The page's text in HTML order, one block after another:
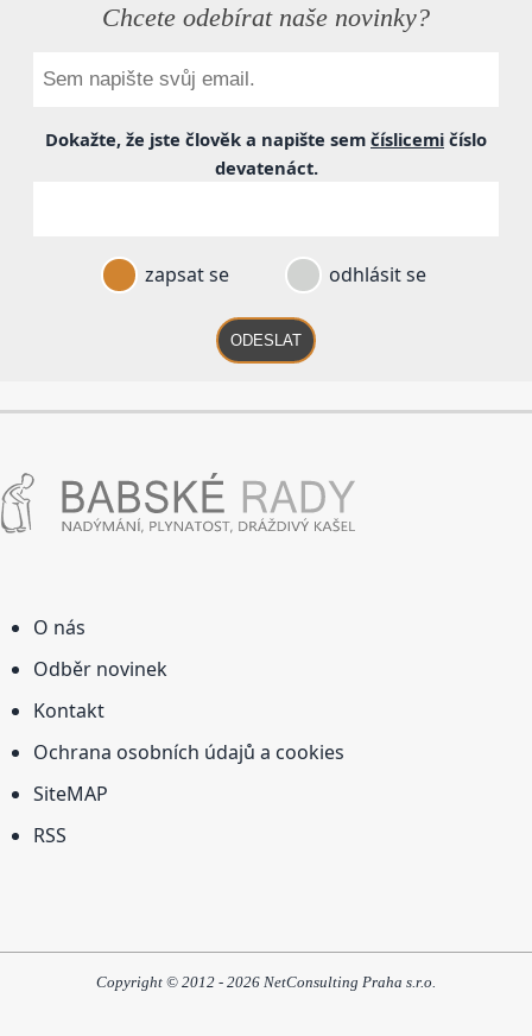
Chcete odebírat naše novinky?
Dokažte, že jste člověk a napište sem číslicemi číslo
devatenáct.
zapsat se odhlásit se
ODESLAT
O nás
Odběr novinek
Kontakt
Ochrana osobních údajů a cookies
SiteMAP
RSS
Copyright © 2012 - 2026 NetConsulting Praha s.r.o.